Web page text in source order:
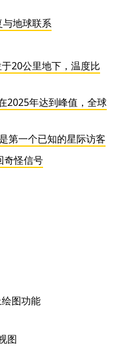
与地球联系
20公里地下，温度比
2025年达到峰值，全球
第一个已知的星际访客
奇怪信号
图功能
图